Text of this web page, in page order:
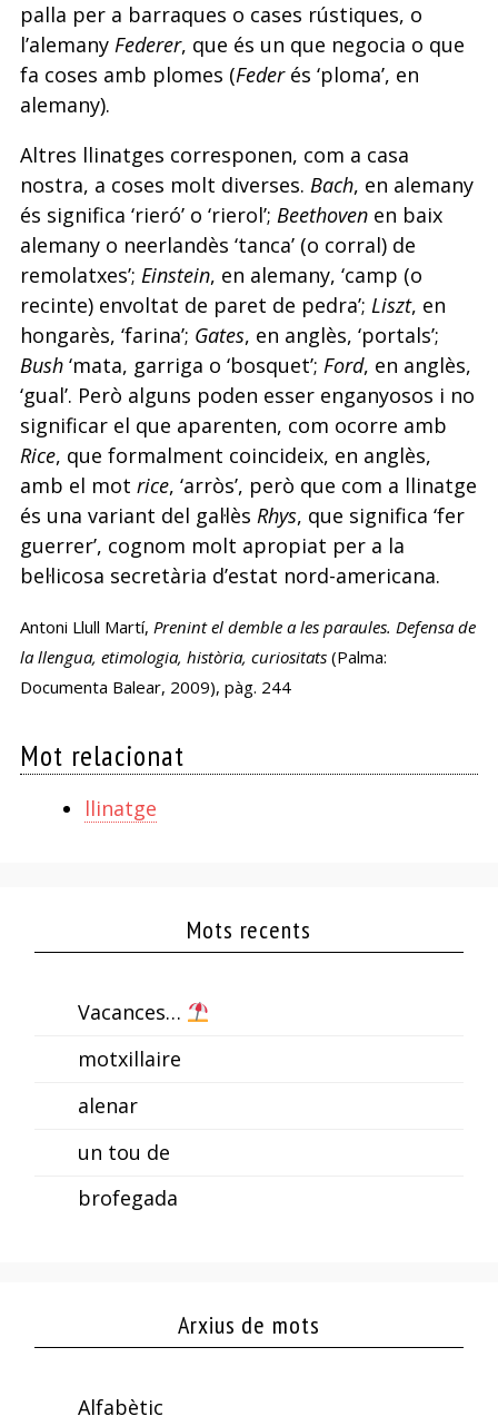
palla per a barraques o cases rústiques, o
l’alemany Federer, que és un que negocia o que
fa coses amb plomes (Feder és ‘ploma’, en
alemany).
Altres llinatges corresponen, com a casa
nostra, a coses molt diverses. Bach, en alemany
és significa ‘rieró’ o ‘rierol’; Beethoven en baix
alemany o neerlandès ‘tanca’ (o corral) de
remolatxes’; Einstein, en alemany, ‘camp (o
recinte) envoltat de paret de pedra’; Liszt, en
hongarès, ‘farina’; Gates, en anglès, ‘portals’;
Bush ‘mata, garriga o ‘bosquet’; Ford, en anglès,
‘gual’. Però alguns poden esser enganyosos i no
significar el que aparenten, com ocorre amb
Rice, que formalment coincideix, en anglès,
amb el mot rice, ‘arròs’, però que com a llinatge
és una variant del gal·lès Rhys, que significa ‘fer
guerrer’, cognom molt apropiat per a la
bel·licosa secretària d’estat nord-americana.
Antoni Llull Martí, Prenint el demble a les paraules. Defensa de
la llengua, etimologia, història, curiositats(Palma:
Documenta Balear, 2009), pàg. 244
Mot relacionat
llinatge
Mots recents
Vacances…
motxillaire
alenar
un tou de
brofegada
Arxius de mots
Alfabètic